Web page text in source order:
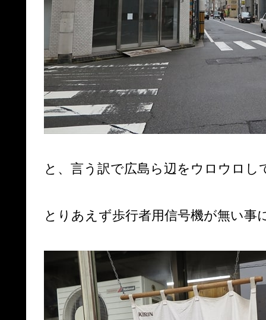
と、言う訳で広島ら辺をウロウロ
とりあえず歩行者用信号機が無い事